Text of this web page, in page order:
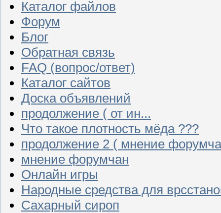
Каталог файлов
Форум
Блог
Обратная связь
FAQ (вопрос/ответ)
Каталог сайтов
Доска объявлений
продолжение ( от ин...
Что такое плотность мёда ???
продолжение 2 ( мнение
мнение форумчан
Онлайн игры
Народные средства для
Сахарный сироп